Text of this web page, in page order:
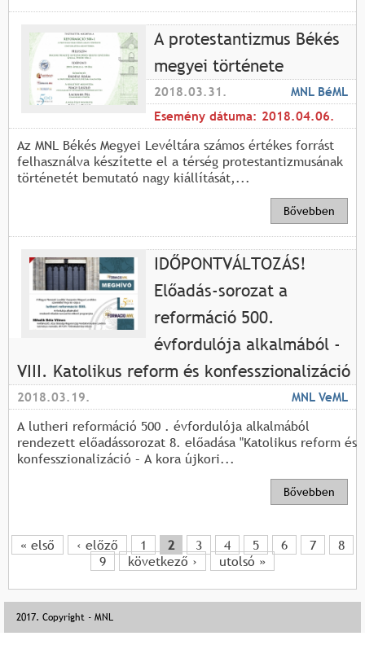
A protestantizmus Békés
megyei története
2018.03.31.
MNL BéML
Esemény dátuma: 2018.04.06.
Az MNL Békés Megyei Levéltára számos értékes forrást
felhasználva készítette el a térség protestantizmusának
történetét bemutató nagy kiállítását,...
Bővebben
IDŐPONTVÁLTOZÁS!
Előadás-sorozat a
reformáció 500.
évfordulója alkalmából -
VIII. Katolikus reform és konfesszionalizáció
2018.03.19. MNL VeML
A lutheri reformáció 500 . évfordulója alkalmából
rendezett előadássorozat 8. előadása "Katolikus reform és
konfesszionalizáció – A kora újkori...
Bővebben
O
l
d
« első ‹ előző 1 2 3 4 5 6 7
8
9
következő › utolsó »
2017. Copyright - MNL